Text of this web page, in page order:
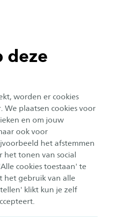
deze
worden er cookies
plaatsen cookies voor
en om jouw
ook voor
het afstemmen
het tonen van social
cookies toestaan' te
het gebruik van alle
klikt kun je zelf
het